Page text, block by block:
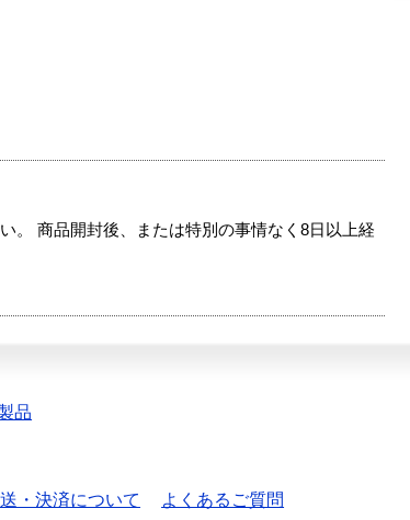
。 商品開封後、または特別の事情なく8日以上経
品
・決済について
よくあるご質問